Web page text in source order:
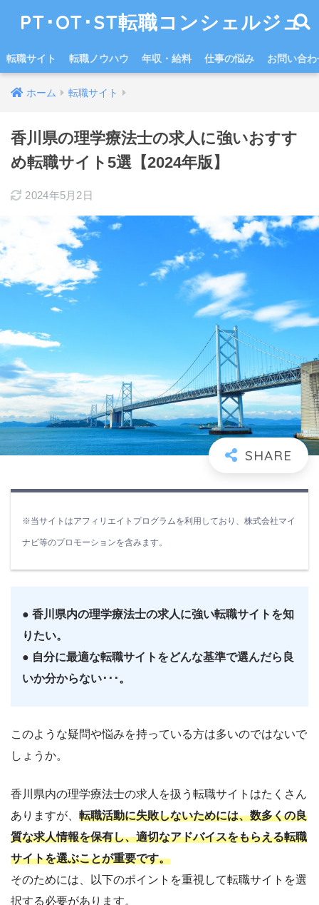
PT･OT･ST転職コンシェルジュ
転職サイト 転職ノウハウ 年収・給料 仕事の悩み お問い合わ
ホーム 転職サイト
香川県の理学療法士の求人に強いおすす
め転職サイト5選【2024年版】
2024年5月2日
※当サイトはアフィリエイトプログラムを利用しており、株式会社マイ
ナビ等のプロモーションを含みます。
● 香川県内の理学療法士の求人に強い転職サイトを知
りたい。
● 自分に最適な転職サイトをどんな基準で選んだら良
いか分からない･･･。
このような疑問や悩みを持っている方は多いのではないで
しょうか。
香川県内の理学療法士の求人を扱う転職サイトはたくさん
ありますが、 転職活動に失敗しないためには、数多くの良
質な求人情報を保有し、適切なアドバイスをもらえる転職
サイトを選ぶことが重要です。
そのためには、以下のポイントを重視して転職サイトを選
択する必要があります。